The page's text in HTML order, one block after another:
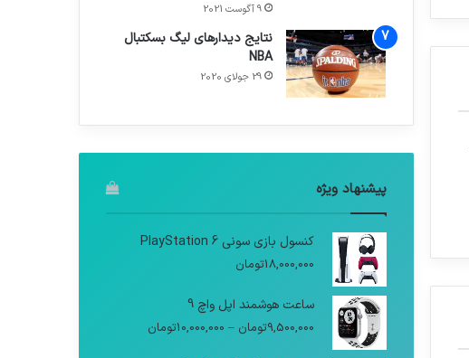
9 آگوست 2021
نتایج دیدار‌های لیگ بسکتبال
NBA
29 جولای 2020
پیشنهاد ویژه
کنسول بازی سونی PlayStation 6
18,000,000تومان
ساعت هوشمند اپل واچ 9
9,500,000تومان –
10,000,000تومان